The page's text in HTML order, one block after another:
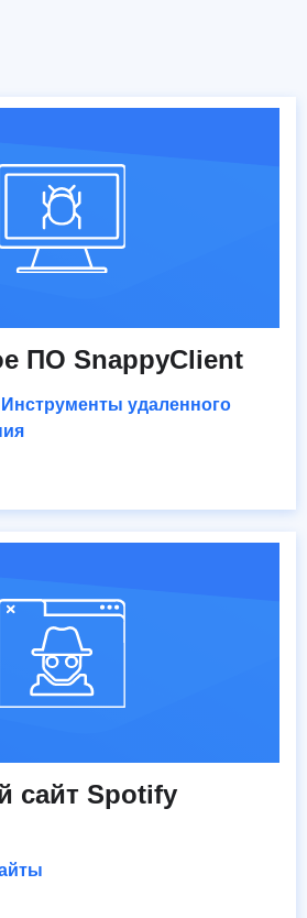
ПО SnappyClient
Инструменты удаленного
сайт Spotify